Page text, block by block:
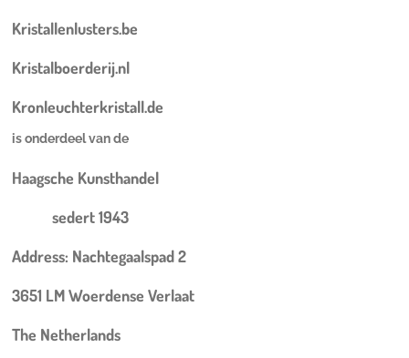
Kristallenlusters.be
Kristalboerderij.nl
Kronleuchterkristall.de
is onderdeel van de
Haagsche Kunsthandel
sedert 1943
Address: Nachtegaalspad 2
3651 LM Woerdense Verlaat
The Netherlands